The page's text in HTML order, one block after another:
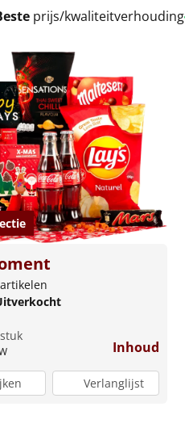
Inhoud
Verlanglijst
prijs/kwaliteitverhouding